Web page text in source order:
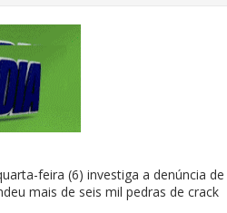
feira (6) investiga a denúncia de
mais de seis mil pedras de crack